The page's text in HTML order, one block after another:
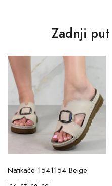
Zadnji
Natikače 1541154 Beige